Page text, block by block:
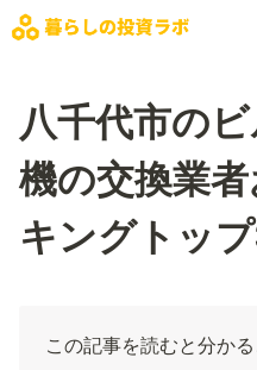
八千代市の
機の交換業
キングトッ
この記事を読むと分か